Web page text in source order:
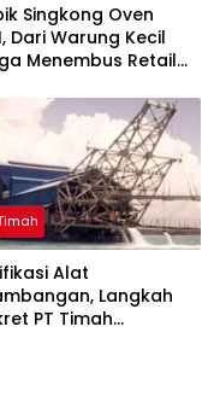
Singkong Oven
Dari Warung Kecil
Menembus Retail
Alat
Langkah
PT Timah